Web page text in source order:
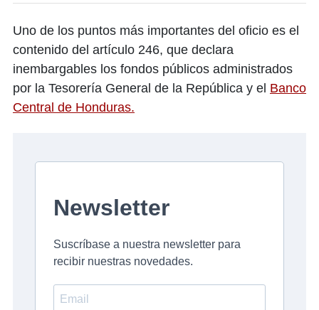
Uno de los puntos más importantes del oficio es el
contenido del artículo 246, que declara
inembargables los fondos públicos administrados
por la Tesorería General de la República y el Banco
Central de Honduras.